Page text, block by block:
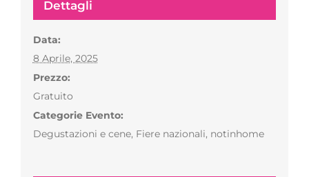
Dettagli
Data:
8 Aprile, 2025
Prezzo:
Gratuito
Categorie Evento:
Degustazioni e cene, Fiere nazionali, notinhome